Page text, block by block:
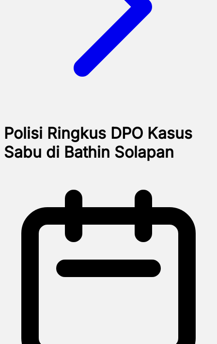
Polisi Ringkus DPO Kasus
Sabu di Bathin Solapan